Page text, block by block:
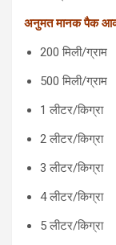
अनुमत मानक पैक
200 मिली/ग्राम
500 मिली/ग्राम
1 लीटर/किग्रा
2 लीटर/किग्रा
3 लीटर/किग्रा
4 लीटर/किग्रा
5 लीटर/किग्रा